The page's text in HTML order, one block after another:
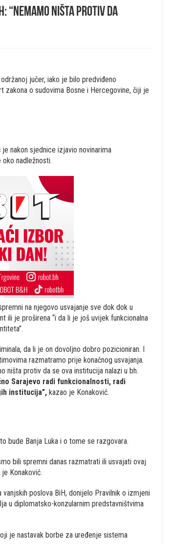
“Nemamo ništa protiv da
jučer, iako je bilo predviđeno
o sudovima Bosne i Hercegovine, čiji je
je nakon sjednice izjavio novinarima
nadležnosti.
na njegovo usvajanje sve dok dok u
ili je proširena “i da li je još uvijek funkcionalna
da li je on dovoljno dobro pozicioniran. I
razmatramo prije konačnog usvajanja.
ništa protiv da se ova institucija nalazi u bh.
Sarajevo radi funkcionalnosti, radi
institucija”,kazao je Konaković.
bude Banja Luka i o tome se razgovara.
bili spremni danas razmatrati ili usvajati ovaj
Konaković.
poslova BiH, donijelo Pravilnik o izmjeni
u diplomatsko-konzularnim predstavništvima
je nastavak borbe za uređenje sistema